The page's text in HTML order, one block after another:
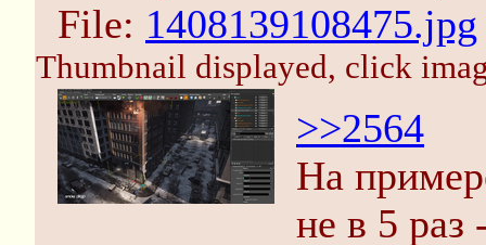
File: 1408139108475.jpg
Thumbnail displayed, click
>>2564
На
не в 5 раз